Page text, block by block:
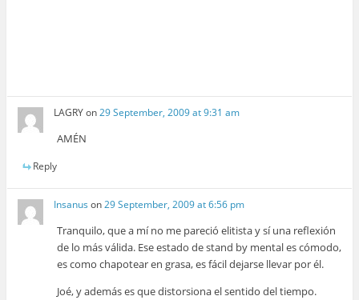
LAGRYon29 September, 2009 at 9:31 am
AMÉN
Reply
Insanus on29 September, 2009 at 6:56 pm
Tranquilo, que a mí no me pareció elitista y sí una reflexión
de lo más válida. Ese estado de stand by mental es cómodo,
es como chapotear en grasa, es fácil dejarse llevar por él.
Joé, y además es que distorsiona el sentido del tiempo.